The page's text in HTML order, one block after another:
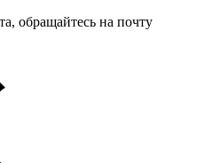
обращайтесь на почту